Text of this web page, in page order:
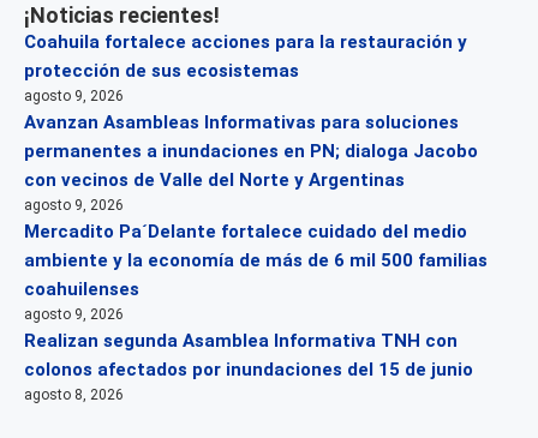
¡Noticias recientes!
Coahuila fortalece acciones para la restauración y
protección de sus ecosistemas
agosto 9, 2026
Avanzan Asambleas Informativas para soluciones
permanentes a inundaciones en PN; dialoga Jacobo
con vecinos de Valle del Norte y Argentinas
agosto 9, 2026
Mercadito Pa´Delante fortalece cuidado del medio
ambiente y la economía de más de 6 mil 500 familias
coahuilenses
agosto 9, 2026
Realizan segunda Asamblea Informativa TNH con
colonos afectados por inundaciones del 15 de junio
agosto 8, 2026